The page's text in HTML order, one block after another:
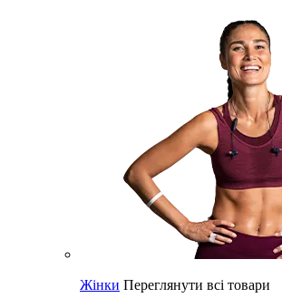
Жінки Переглянути всі товари